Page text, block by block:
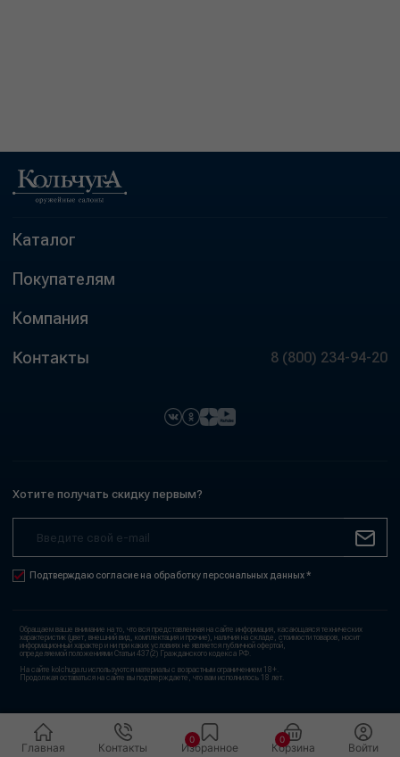
Каталог
Покупателям
Компания
Контакты 8 (800) 234-94-20
Хотите получать скидку первым?
Подтверждаю согласие на обработку персональных данных *
Обращаем ваше внимание на то, что вся представленная на сайте информация, касающаяся технических
характеристик (цвет, внешний вид, комплектация и прочие), наличия на складе, стоимости товаров, носит
информационный характер и ни при каких условиях не является публичной офертой,
определяемой положениями Статьи 437(2) Гражданского кодекса РФ.
На сайте kolchuga.ru используются материалы с возрастным ограничением 18+.
Продолжая оставаться на сайте вы подтверждаете, что вам исполнилось 18 лет.
Главная Контакты Избранное
0
Корзина
0
Войти